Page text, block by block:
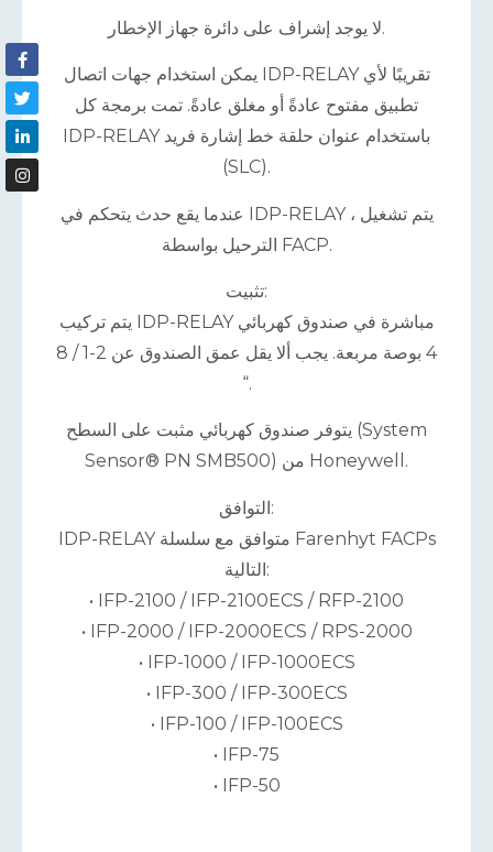
لا يوجد إشراف على دائرة جهاز الإخطار.
يمكن استخدام جهات اتصال IDP-RELAY تقريبًا لأي
تطبيق مفتوح عادةً أو مغلق عادةً. تمت برمجة كل
IDP-RELAY باستخدام عنوان حلقة خط إشارة فريد
(SLC).
عندما يقع حدث يتحكم في IDP-RELAY ، يتم تشغيل
الترحيل بواسطة FACP.
تثبيت:
يتم تركيب IDP-RELAY مباشرة في صندوق كهربائي
4 بوصة مربعة. يجب ألا يقل عمق الصندوق عن 2-1 / 8
“.
يتوفر صندوق كهربائي مثبت على السطح (System
Sensor® PN SMB500) من Honeywell.
التوافق:
IDP-RELAY متوافق مع سلسلة Farenhyt FACPs
التالية:
• IFP-2100 / IFP-2100ECS / RFP-2100
• IFP-2000 / IFP-2000ECS / RPS-2000
• IFP-1000 / IFP-1000ECS
• IFP-300 / IFP-300ECS
• IFP-100 / IFP-100ECS
• IFP-75
• IFP-50